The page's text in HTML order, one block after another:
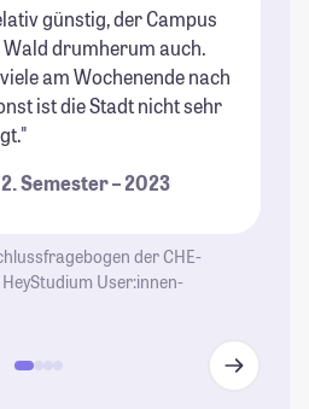
günstig, der Campus
drumherum auch.
am Wochenende nach
ist die Stadt nicht sehr
Semester – 2023
der CHE-
User:innen-